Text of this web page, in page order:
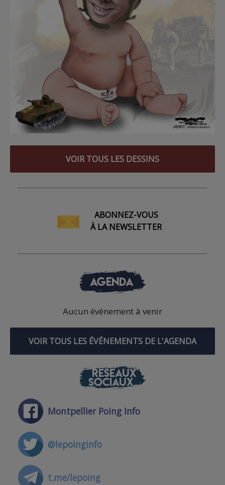
VOIR TOUS LES DESSINS
ABONNEZ-VOUS
À LA NEWSLETTER
AGENDA
Aucun événement à venir
VOIR TOUS LES ÉVÉNEMENTS DE L'AGENDA
RÉSEAUX
SOCIAUX
Montpellier Poing Info
@lepoinginfo
t.me/lepoing